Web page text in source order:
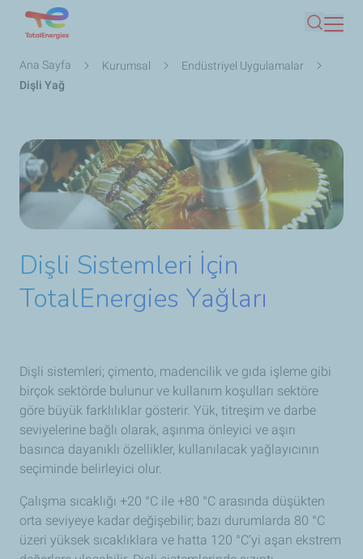
atla
Ara
Sayfa
yolu
Ana Sayfa Kurumsal
Endüstriyel Uygulamalar
Dişli Yağ
Dişli Sistemleri İçin
TotalEnergies Yağları
Dişli sistemleri; çimento, madencilik ve gıda işleme gibi
birçok sektörde bulunur ve kullanım koşulları sektöre
göre büyük farklılıklar gösterir. Yük, titreşim ve darbe
seviyelerine bağlı olarak, aşınma önleyici ve aşırı
basınca dayanıklı özellikler, kullanılacak yağlayıcının
seçiminde belirleyici olur.
Çalışma sıcaklığı +20 °C ile +80 °C arasında düşükten
orta seviyeye kadar değişebilir; bazı durumlarda 80 °C
üzeri yüksek sıcaklıklara ve hatta 120 °C’yi aşan ekstrem